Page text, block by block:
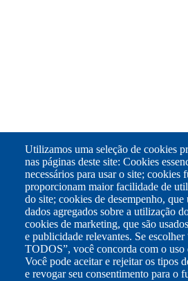
Utilizamos uma seleção de cookies
nas páginas deste site: Cookies
necessários para usar o site; cookies
proporcionam maior facilidade de
do site; cookies de desempenho,
dados agregados sobre a utilização
cookies de marketing, que são
e publicidade relevantes. Se
TODOS”, você concorda com o uso
Você pode aceitar e rejeitar os tipos
e revogar seu consentimento para o